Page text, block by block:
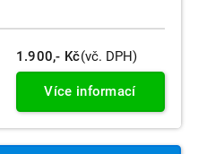
1.900,- Kč(vč. DPH)
Více informací